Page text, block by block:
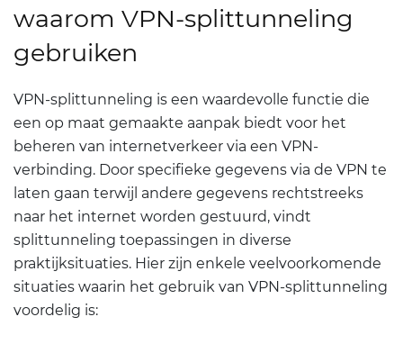
waarom VPN-splittunneling
gebruiken
VPN-splittunneling is een waardevolle functie die
een op maat gemaakte aanpak biedt voor het
beheren van internetverkeer via een VPN-
verbinding. Door specifieke gegevens via de VPN te
laten gaan terwijl andere gegevens rechtstreeks
naar het internet worden gestuurd, vindt
splittunneling toepassingen in diverse
praktijksituaties. Hier zijn enkele veelvoorkomende
situaties waarin het gebruik van VPN-splittunneling
voordelig is: